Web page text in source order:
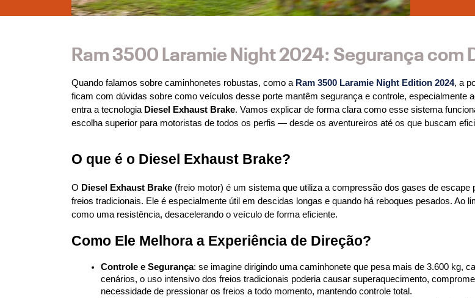
Ram 3500 Laramie Night 2024: Segurança com
Quando falamos sobre caminhonetes robustas, como a Ram 3500 Laramie Night Edition 2024, a
ficam com dúvidas sobre como veículos desse porte mantêm segurança e controle, especialmente
entra a tecnologia Diesel Exhaust Brake. Vamos explicar de forma clara como esse sistema
escolha superior para motoristas de todos os perfis — desde os aventureiros até os que buscam
O que é o Diesel Exhaust Brake?
O Diesel Exhaust Brake (freio motor) é um sistema que utiliza a compressão dos gases de
freios tradicionais. Ele é especialmente útil em descidas longas e quando há reboques pesados. Ao
como uma resistência, desacelerando o veículo de forma eficiente.
Como Ele Melhora a Experiência de Direção?
Controle e Segurança: se imagine dirigindo uma caminhonete que pesa mais de 3.600 kg,
cenários, o uso intensivo dos freios tradicionais poderia causar superaquecimento,
necessidade de pressionar os freios a todo momento, mantendo controle total.